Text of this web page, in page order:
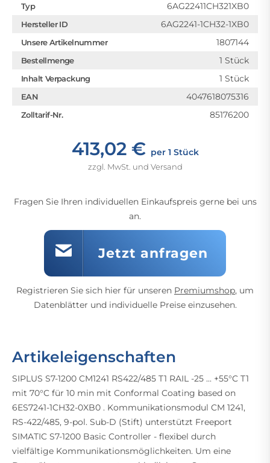
Typ 6AG22411CH321XB0
Hersteller ID 6AG2241-1CH32-1XB0
Unsere Artikelnummer 1807144
Bestellmenge 1 Stück
Inhalt Verpackung 1 Stück
EAN 4047618075316
Zolltarif-Nr. 85176200
413,02 € per 1 Stück
zzgl. MwSt. und Versand
Fragen Sie Ihren individuellen Einkaufspreis gerne bei uns
an.
Jetzt anfragen
Registrieren Sie sich hier für unseren Premiumshop, um
Datenblätter und individuelle Preise einzusehen.
Artikeleigenschaften
SIPLUS S7-1200 CM1241 RS422/485 T1 RAIL -25 ... +55°C T1
mit 70°C für 10 min mit Conformal Coating based on
6ES7241-1CH32-0XB0 . Kommunikationsmodul CM 1241,
RS-422/485, 9-pol. Sub-D (Stift) unterstützt Freeport
SIMATIC S7-1200 Basic Controller - flexibel durch
vielfältige Kommunikationsmöglichkeiten. Um eine